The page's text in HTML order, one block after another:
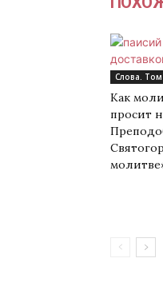
Слова.
Как
просит